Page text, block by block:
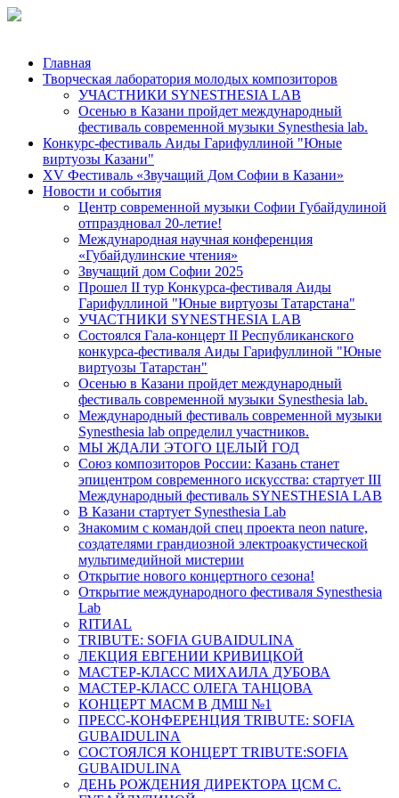
Главная
Творческая лаборатория молодых композиторов
УЧАСТНИКИ SYNESTHESIA LAB
Осенью в Казани пройдет международный
фестиваль современной музыки Synesthesia lab.
Конкурс-фестиваль Аиды Гарифуллиной "Юные
виртуозы Казани"
ХV Фестиваль «Звучащий Дом Софии в Казани»
Новости и события
Центр современной музыки Софии Губайдулиной
отпраздновал 20-летие!
Международная научная конференция
«Губайдулинские чтения»
Звучащий дом Софии 2025
Прошел II тур Конкурса-фестиваля Аиды
Гарифуллиной "Юные виртуозы Татарстана"
УЧАСТНИКИ SYNESTHESIA LAB
Состоялся Гала-концерт II Республиканского
конкурса-фестиваля Аиды Гарифуллиной "Юные
виртуозы Татарстан"
Осенью в Казани пройдет международный
фестиваль современной музыки Synesthesia lab.
Международный фестиваль современной музыки
Synesthesia lab определил участников.
МЫ ЖДАЛИ ЭТОГО ЦЕЛЫЙ ГОД
Союз композиторов России: Казань станет
эпицентром современного искусства: стартует III
Международный фестиваль SYNESTHESIA LAB
В Казани стартует Synesthesia Lab
Знакомим с командой спец проекта neon nature,
создателями грандиозной электроакустической
мультимедийной мистерии
Открытие нового концертного сезона!
Открытие международного фестиваля Synesthesia
Lab
RITИAL
TRIBUTE: SOFIA GUBAIDULINA
ЛЕКЦИЯ ЕВГЕНИИ КРИВИЦКОЙ
МАСТЕР-КЛАСС МИХАИЛА ДУБОВА
МАСТЕР-КЛАСС ОЛЕГА ТАНЦОВА
КОНЦЕРТ МАСМ В ДМШ №1
ПРЕСС-КОНФЕРЕНЦИЯ TRIBUTE: SOFIA
GUBAIDULINA
СОСТОЯЛСЯ КОНЦЕРТ TRIBUTE:SOFIA
GUBAIDULINA
ДЕНЬ РОЖДЕНИЯ ДИРЕКТОРА ЦСМ С.